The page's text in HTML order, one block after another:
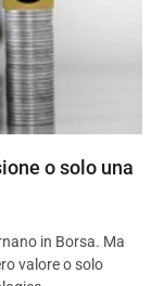
o solo una
in Borsa. Ma
valore o solo